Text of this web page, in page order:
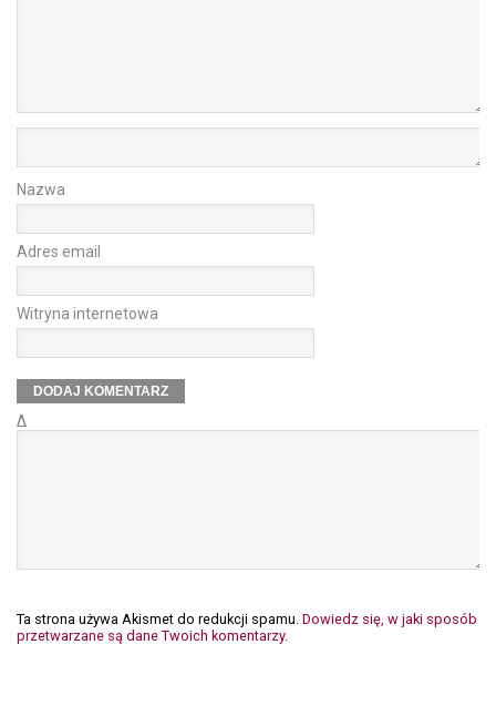
Nazwa
Adres email
Witryna internetowa
Δ
Ta strona używa Akismet do redukcji spamu. Dowiedz się, w jaki sposób
przetwarzane są dane Twoich komentarzy.